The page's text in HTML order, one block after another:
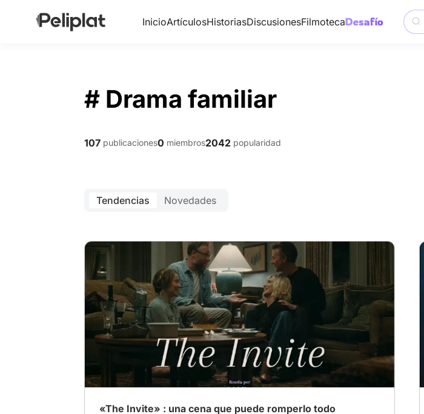
InicioArtículosHistoriasDiscusionesFilmoteca
# Drama familiar
107 publicaciones0 miembros2042 popularidad
Tendencias Novedades
# Increíble # Buena # the invite
«The Invite» : una cena que puede romperlo todo